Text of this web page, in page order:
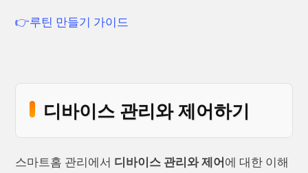
👉루틴 만들기 가이드
디바이스 관리와 제어하기
스마트홈 관리에서 디바이스 관리와 제어에 대한 이해